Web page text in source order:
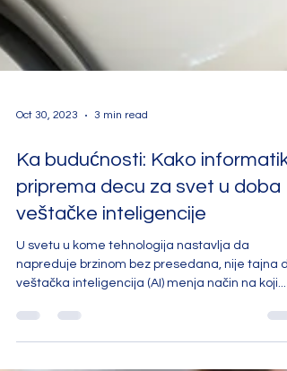
Oct 30, 2023 3 min read
priprema decu za svet u doba
veštačke inteligencije
U svetu u kome tehnologija nastavlja da